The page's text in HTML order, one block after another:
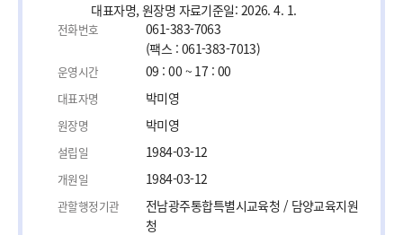
대표자명, 원장명 자료기준일: 2026. 4. 1.
전화번호
061-383-7063
(팩스 : 061-383-7013)
운영시간 09 : 00 ~ 17 : 00
대표자명 박미영
원장명 박미영
설립일 1984-03-12
개원일 1984-03-12
관할행정기관
전남광주통합특별시교육청 / 담양교육지원
청